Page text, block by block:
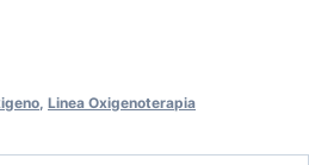
Linea Oxigenoterapia